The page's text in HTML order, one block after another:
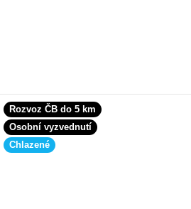
Rozvoz ČB do 5 km
Osobní vyzvednutí
Chlazené